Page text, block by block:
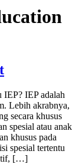
IEP adalah
Lebih akrabnya,
secara khusus
spesial atau anak
khusus pada
spesial tertentu
[…]